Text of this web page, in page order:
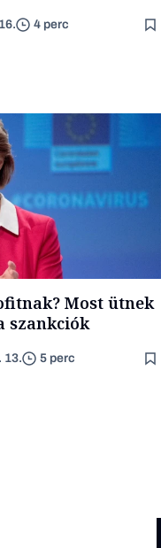
4 perc
Most ütnek
szankciók
13. 5 perc